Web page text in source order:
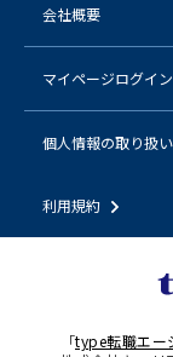
会社概要
マイページログイン
個人情報の取り扱い
利用規約
「type転職エー